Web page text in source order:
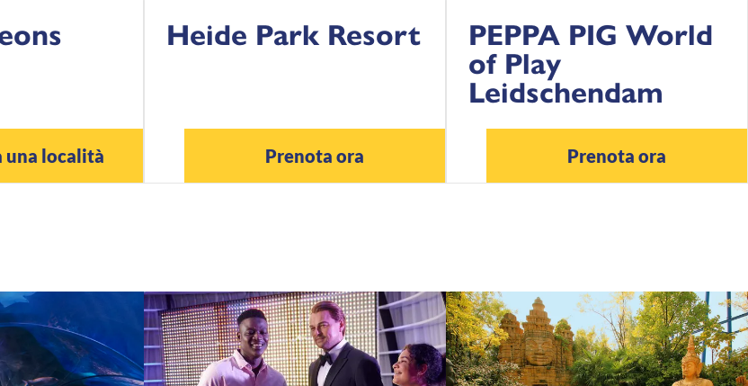
una località
Heide Park Resort
Prenota ora
PEPPA PIG World
of Play
Leidschendam
Prenota ora